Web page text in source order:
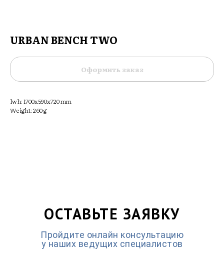
URBAN BENCH TWO
Оформить заказ
lwh: 1700x590x720 mm
Weight: 260 g
ОСТАВЬТЕ ЗАЯВКУ
Пройдите онлайн консультацию
у наших ведущих специалистов